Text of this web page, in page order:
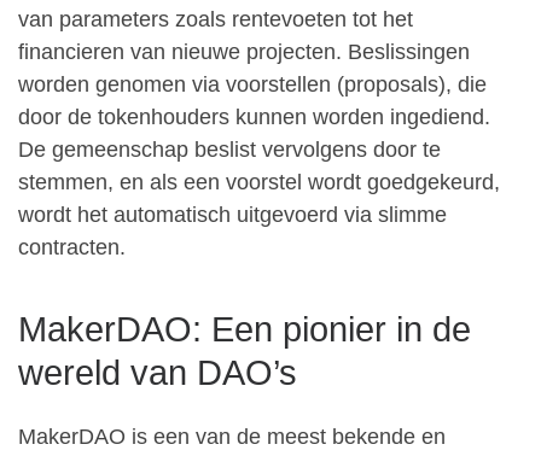
van parameters zoals rentevoeten tot het
financieren van nieuwe projecten. Beslissingen
worden genomen via voorstellen (proposals), die
door de tokenhouders kunnen worden ingediend.
De gemeenschap beslist vervolgens door te
stemmen, en als een voorstel wordt goedgekeurd,
wordt het automatisch uitgevoerd via slimme
contracten.
MakerDAO: Een pionier in de
wereld van DAO’s
MakerDAO is een van de meest bekende en